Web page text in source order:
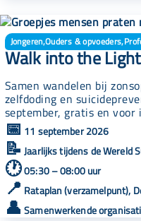
Jongeren,Ouders & opvoeders,
Walk into the Light
Samen wandelen bij
zelfdoding en
september, gratis en voor
📅 11 september 2026
📝 Jaarlijks tijdens de Wereld
🕐05:30 – 08:00 uur
📍 Rataplan (verzamelpunt),
👤 Samenwerkende